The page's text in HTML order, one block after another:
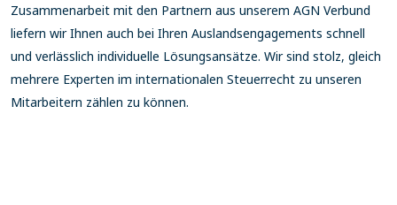
Zusammenarbeit mit den Partnern aus unserem AGN Verbund
liefern wir Ihnen auch bei Ihren Auslandsengagements schnell
und verlässlich individuelle Lösungsansätze. Wir sind stolz, gleich
mehrere Experten im internationalen Steuerrecht zu unseren
Mitarbeitern zählen zu können.